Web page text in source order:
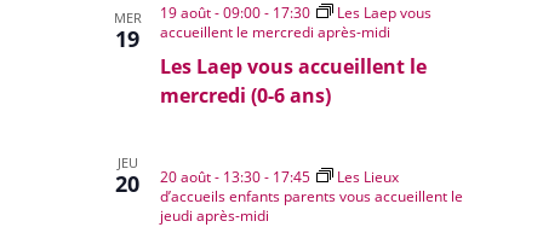
MER
19
Les Laep vous accueillent le
mercredi (0-6 ans)
19 août - 09:00- 17:30
Les Laep vous
accueillent le mercredi après-midi
JEU
20 20 août - 13:30- 17:45
Les Lieux
d’accueils enfants parents vous accueillent le
jeudi après-midi